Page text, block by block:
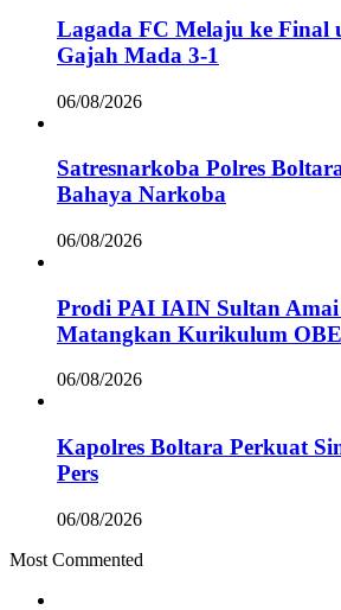
Lagada FC Melaju ke Final
Gajah Mada 3-1
06/08/2026
Satresnarkoba Polres
Bahaya Narkoba
06/08/2026
Prodi PAI IAIN Sultan
Matangkan Kurikulum OBE
06/08/2026
Kapolres Boltara Perkuat
Pers
06/08/2026
Most Commented